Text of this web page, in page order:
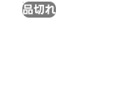
品切れ